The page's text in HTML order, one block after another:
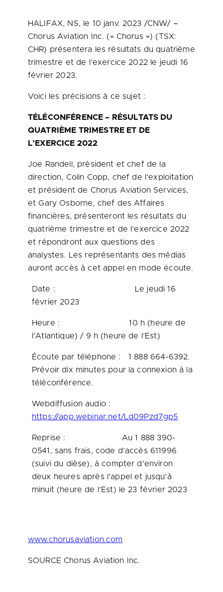
HALIFAX, NS, le 10 janv. 2023 /CNW/ –
Chorus Aviation Inc. (« Chorus ») (TSX:
CHR) présentera les résultats du quatrième
trimestre et de l’exercice 2022 le jeudi 16
février 2023.
Voici les précisions à ce sujet :
TÉLÉCONFÉRENCE – RÉSULTATS DU
QUATRIÈME TRIMESTRE ET DE
L’EXERCICE 2022
Joe Randell , président et chef de la
direction, Colin Copp, chef de l’exploitation
et président de Chorus Aviation Services,
etGary Osborne, chef des Affaires
financières, présenteront les résultats du
quatrième trimestre et de l’exercice 2022
et répondront aux questions des
analystes. Les représentants des médias
auront accès à cet appel en mode écoute.
Date : Le jeudi 16
février 2023
Heure : 10 h (heure de
l’Atlantique) / 9 h (heure de l’Est)
Écoute par téléphone : 1 888 664-6392.
Prévoir dix minutes pour la connexion à la
téléconférence.
Webdiffusion audio :
https://app.webinar.net/Ld09Pzd7gp5
Reprise : Au 1 888 390-
0541, sans frais, code d’accès 611996
(suivi du dièse), à compter d’environ
deux heures après l’appel et jusqu’à
minuit (heure de l’Est) le 23 février 2023
www.chorusaviation.com
SOURCE Chorus Aviation Inc.